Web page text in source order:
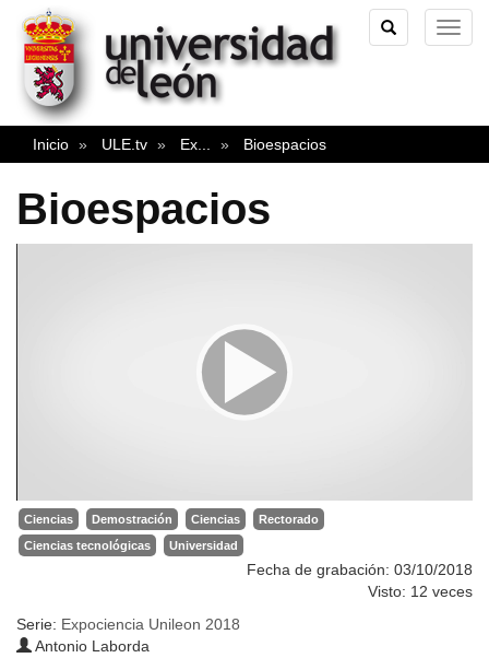
TOGGLE
SEARCH
Inicio ULE.tv Ex Bioespacios
Bioespacios
Ciencias Demostración Ciencias
Rectorado
Ciencias tecnológicas
Universidad
Fecha de grabación: 03/10/2018
Visto: 12 veces
Serie: Expociencia Unileon 2018
Antonio Laborda